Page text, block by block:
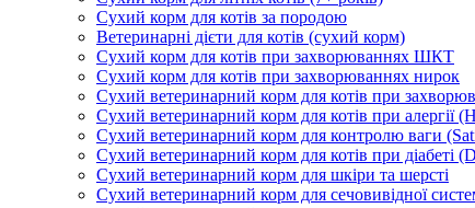
Сухий корм для котів за породою
Ветеринарні дієти для котів (сухий корм)
Сухий корм для котів при захворюваннях ШКТ
Сухий корм для котів при захворюваннях нирок
Сухий ветеринарний корм для котів при
Сухий ветеринарний корм для котів при алергії
Сухий ветеринарний корм для контролю ваги
Сухий ветеринарний корм для котів при діабеті
Сухий ветеринарний корм для шкіри та шерсті
Сухий ветеринарний корм для сечовивідної